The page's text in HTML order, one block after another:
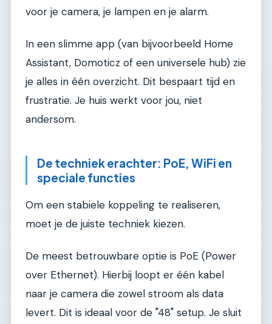
voor je camera, je lampen en je alarm.
In een slimme app (van bijvoorbeeld Home
Assistant, Domoticz of een universele hub) zie
je alles in één overzicht. Dit bespaart tijd en
frustratie. Je huis werkt voor jou, niet
andersom.
De techniek erachter: PoE, WiFi en
speciale functies
Om een stabiele koppeling te realiseren,
moet je de juiste techniek kiezen.
De meest betrouwbare optie is PoE (Power
over Ethernet). Hierbij loopt er één kabel
naar je camera die zowel stroom als data
levert. Dit is ideaal voor de "48" setup. Je sluit